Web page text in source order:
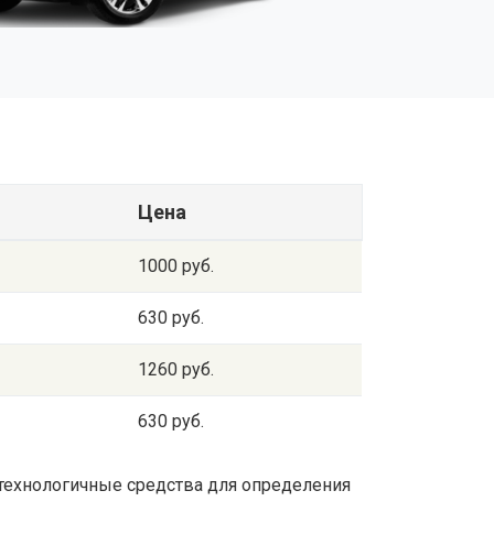
Цена
1000 руб.
630 руб.
1260 руб.
630 руб.
средства для определения